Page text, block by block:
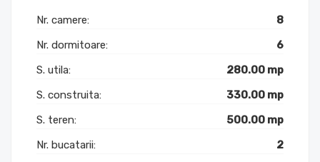
Nr. camere:
8
Nr. dormitoare:
6
S. utila:
280.00 mp
S. construita:
330.00 mp
S. teren:
500.00 mp
Nr. bucatarii:
2